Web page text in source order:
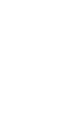
vous à